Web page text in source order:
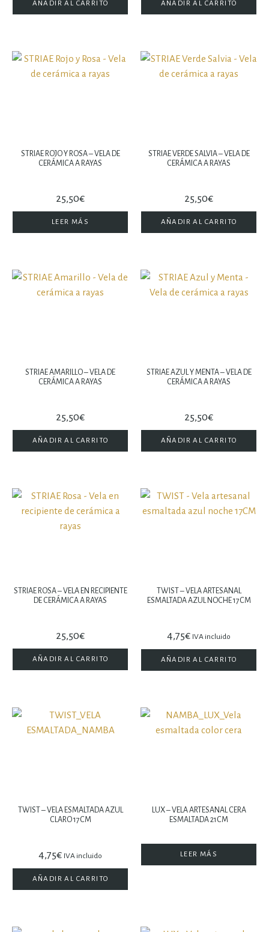
AÑADIR AL CARRITO AÑADIR AL CARRITO
STRIAE ROJO Y ROSA – VELA DE
CERÁMICA A RAYAS
25,50€
LEER MÁS
STRIAE VERDE SALVIA – VELA DE
CERÁMICA A RAYAS
25,50€
AÑADIR AL CARRITO
STRIAE AMARILLO – VELA DE
CERÁMICA A RAYAS
25,50€
AÑADIR AL CARRITO
STRIAE AZUL Y MENTA – VELA DE
CERÁMICA A RAYAS
25,50€
AÑADIR AL CARRITO
STRIAE ROSA – VELA EN RECIPIENTE
DE CERÁMICA A RAYAS
25,50€
AÑADIR AL CARRITO
TWIST – VELA ARTESANAL
ESMALTADA AZUL NOCHE 17CM
4,75€ IVA incluido
AÑADIR AL CARRITO
TWIST – VELA ESMALTADA AZUL
CLARO 17CM
4,75€ IVA incluido
AÑADIR AL CARRITO
LUX – VELA ARTESANAL CERA
ESMALTADA 21CM
LEER MÁS